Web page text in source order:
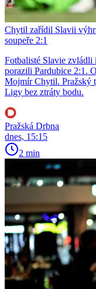
Chytil zařídil Slavii
soupeře 2:1
Fotbalisté Slavie
porazili Pardubice 2:1.
Mojmír Chytil. Pražský
Ligy bez ztráty bodu.
Pražská Drbna
dnes, 15:15
2 min